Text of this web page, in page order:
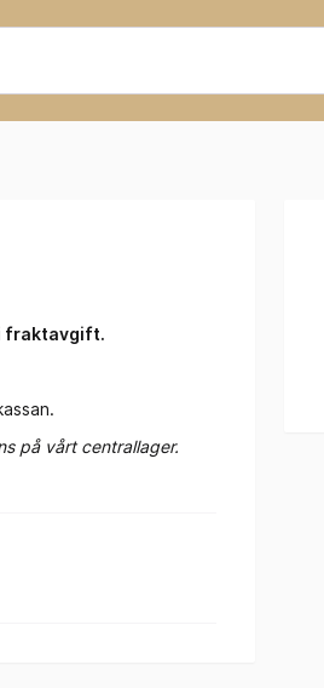
fraktavgift.
på vårt centrallager.